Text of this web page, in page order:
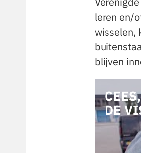
leren en/
wisselen,
blijven
DE